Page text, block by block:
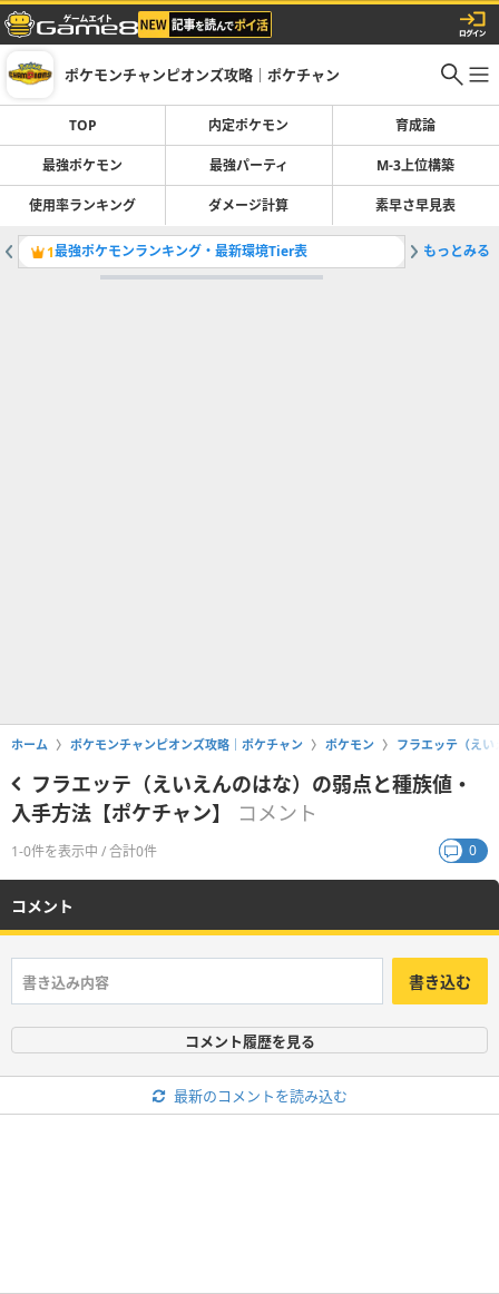
ポケモンチャンピオンズ攻略｜ポケチャン
TOP 内定ポケモン 育成論
最強ポケモン 最強パーティ M-3上位構築
使用率ランキング ダメージ計算 素早さ早見表
1最強ポケモンランキング・最新環境Tier表 2最強パ
もっとみる
ホーム ポケモンチャンピオンズ攻略｜ポケチャン ポケモン フラエッテ（え
フラエッテ（えいえんのはな）の弱点と種族値・
入手方法【ポケチャン】
コメント
1-0件を表示中 / 合計0件 0
コメント
書き込む
コメント履歴を見る
最新のコメントを読み込む